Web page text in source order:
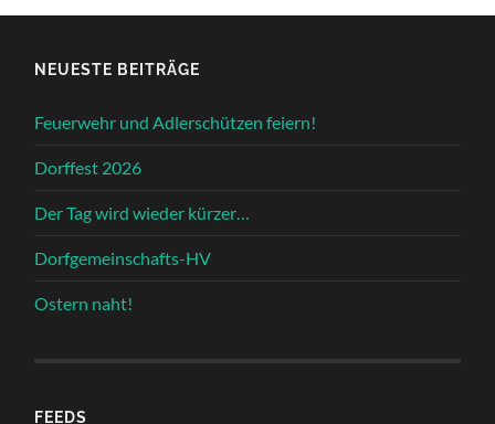
NEUESTE BEITRÄGE
Feuerwehr und Adlerschützen feiern!
Dorffest 2026
Der Tag wird wieder kürzer…
Dorfgemeinschafts-HV
Ostern naht!
FEEDS